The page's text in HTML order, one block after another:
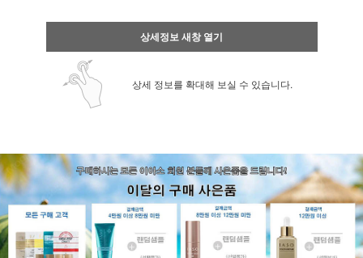
상세정보 새창 열기
상세 정보를 확대해 보실 수 있습니다.